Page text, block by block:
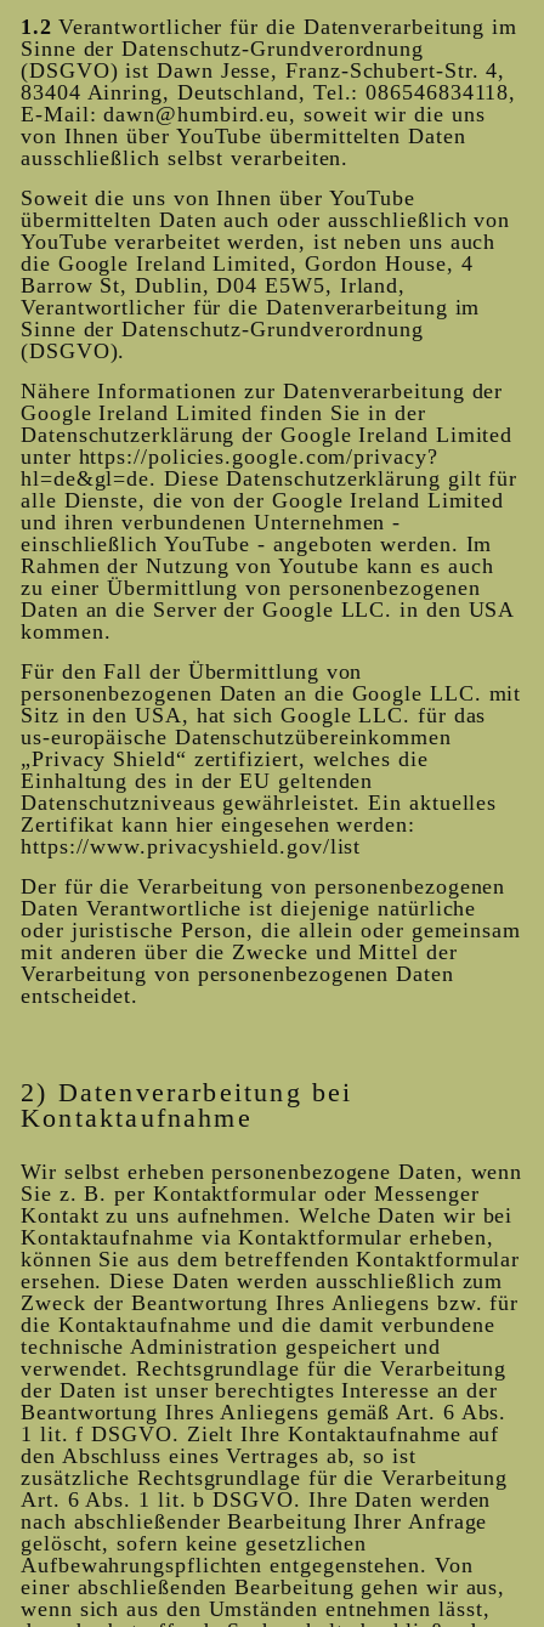
1.2 Verantwortlicher für die Datenverarbeitung im
Sinne der Datenschutz-Grundverordnung
(DSGVO) ist Dawn Jesse, Franz-Schubert-Str. 4,
83404 Ainring, Deutschland, Tel.: 086546834118,
E-Mail: dawn@humbird.eu, soweit wir die uns
von Ihnen über YouTube übermittelten Daten
ausschließlich selbst verarbeiten.
Soweit die uns von Ihnen über YouTube
übermittelten Daten auch oder ausschließlich von
YouTube verarbeitet werden, ist neben uns auch
die Google Ireland Limited, Gordon House, 4
Barrow St, Dublin, D04 E5W5, Irland,
Verantwortlicher für die Datenverarbeitung im
Sinne der Datenschutz-Grundverordnung
(DSGVO).
Nähere Informationen zur Datenverarbeitung der
Google Ireland Limited finden Sie in der
Datenschutzerklärung der Google Ireland Limited
unter https://policies.google.com/privacy?
hl=de&gl=de. Diese Datenschutzerklärung gilt für
alle Dienste, die von der Google Ireland Limited
und ihren verbundenen Unternehmen -
einschließlich YouTube - angeboten werden. Im
Rahmen der Nutzung von Youtube kann es auch
zu einer Übermittlung von personenbezogenen
Daten an die Server der Google LLC. in den USA
kommen.
Für den Fall der Übermittlung von
personenbezogenen Daten an die Google LLC. mit
Sitz in den USA, hat sich Google LLC. für das
us-europäische Datenschutzübereinkommen
„Privacy Shield“ zertifiziert, welches die
Einhaltung des in der EU geltenden
Datenschutzniveaus gewährleistet. Ein aktuelles
Zertifikat kann hier eingesehen werden:
https://www.privacyshield.gov/list
Der für die Verarbeitung von personenbezogenen
Daten Verantwortliche ist diejenige natürliche
oder juristische Person, die allein oder gemeinsam
mit anderen über die Zwecke und Mittel der
Verarbeitung von personenbezogenen Daten
entscheidet.
2) Datenverarbeitung bei
Kontaktaufnahme
Wir selbst erheben personenbezogene Daten, wenn
Sie z. B. per Kontaktformular oder Messenger
Kontakt zu uns aufnehmen. Welche Daten wir bei
Kontaktaufnahme via Kontaktformular erheben,
können Sie aus dem betreffenden Kontaktformular
ersehen. Diese Daten werden ausschließlich zum
Zweck der Beantwortung Ihres Anliegens bzw. für
die Kontaktaufnahme und die damit verbundene
technische Administration gespeichert und
verwendet. Rechtsgrundlage für die Verarbeitung
der Daten ist unser berechtigtes Interesse an der
Beantwortung Ihres Anliegens gemäß Art. 6 Abs.
1 lit. f DSGVO. Zielt Ihre Kontaktaufnahme auf
den Abschluss eines Vertrages ab, so ist
zusätzliche Rechtsgrundlage für die Verarbeitung
Art. 6 Abs. 1 lit. b DSGVO. Ihre Daten werden
nach abschließender Bearbeitung Ihrer Anfrage
gelöscht, sofern keine gesetzlichen
Aufbewahrungspflichten entgegenstehen. Von
einer abschließenden Bearbeitung gehen wir aus,
wenn sich aus den Umständen entnehmen lässt,